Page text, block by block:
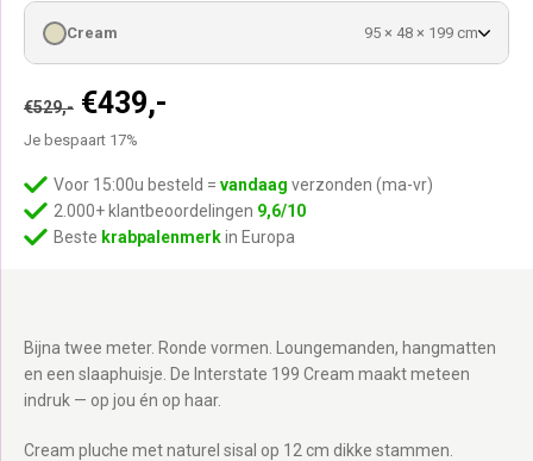
Bijna twee meter. Ronde vormen. Loungemanden, hangmatten
en een slaaphuisje. De Interstate 199 Cream maakt meteen
indruk — op jou én op haar.
Cream pluche met naturel sisal op 12 cm dikke stammen.
€529,- Oorspronkelijke
prijs
€529,-.
€439,-
€439,-.
Je bespaart 17%
Cream 95 × 48 × 199 cm
Voor 15:00u besteld = vandaag verzonden (ma-vr)
2.000+ klantbeoordelingen 9,6/10
Beste krabpalenmerkin Europa